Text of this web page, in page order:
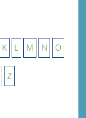
K L M N O
Z